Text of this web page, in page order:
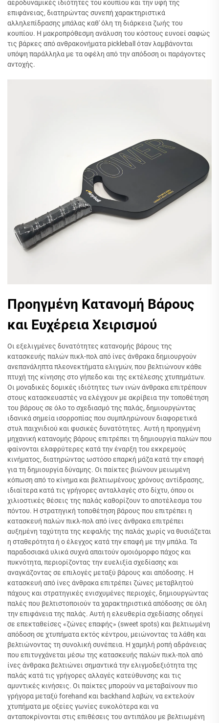
αεροδυναμικές ιδιότητες του κουπίου και την υφή της
επιφάνειας, διατηρώντας συνεπή χαρακτηριστικά
αλληλεπίδρασης μπάλας καθ' όλη τη διάρκεια ζωής του
κουπίου. Η μακροπρόθεσμη ανάλυση του κόστους ευνοεί σαφώς
τις βάρκες από ανθρακονήματα pickleball όταν λαμβάνονται
υπόψη παράλληλα με τα οφέλη από την απόδοση οι παράγοντες
αντοχής.
Προηγμένη Κατανομή Βάρους
και Ευχέρεια Χειρισμού
Οι εξελιγμένες δυνατότητες κατανομής βάρους της
κατασκευής παλών πικλ-πολ από ίνες άνθρακα δημιουργούν
ανεπανάληπτα πλεονεκτήματα ελιγμών, που βελτιώνουν κάθε
πτυχή της κίνησης στο γήπεδο και της εκτέλεσης χτυπημάτων.
Οι μοναδικές δομικές ιδιότητες των ινών άνθρακα επιτρέπουν
στους κατασκευαστές να ελέγχουν με ακρίβεια την τοποθέτηση
του βάρους σε όλο το σχεδιασμό της παλάς, δημιουργώντας
ιδανικά σημεία ισορροπίας που συμπληρώνουν διαφορετικά
στυλ παιχνιδιού και φυσικές δυνατότητες. Αυτή η προηγμένη
μηχανική κατανομής βάρους επιτρέπει τη δημιουργία παλών που
φαίνονται ελαφρύτερες κατά την έναρξη του εκκρεμούς
κινήματος, διατηρώντας ωστόσο επαρκή μάζα κατά την επαφή
για τη δημιουργία δύναμης. Οι παίκτες βιώνουν μειωμένη
κόπωση από το κίνημα και βελτιωμένους χρόνους αντίδρασης,
ιδιαίτερα κατά τις γρήγορες ανταλλαγές στο δίχτυ, όπου οι
χιλιοστικές θέσεις της παλάς καθορίζουν το αποτέλεσμα του
πόντου. Η στρατηγική τοποθέτηση βάρους που επιτρέπει η
κατασκευή παλών πικλ-πολ από ίνες άνθρακα επιτρέπει
αυξημένη ταχύτητα της κεφαλής της παλάς χωρίς να θυσιάζεται
η σταθερότητα ή ο έλεγχος κατά την επαφή με την μπάλα. Τα
παραδοσιακά υλικά συχνά απαιτούν ομοιόμορφο πάχος και
πυκνότητα, περιορίζοντας την ευελιξία σχεδίασης και
αναγκάζοντας σε επιλογές μεταξύ βάρους και απόδοσης. Η
κατασκευή από ίνες άνθρακα επιτρέπει ζώνες μεταβλητού
πάχους και στρατηγικές ενισχυμένες περιοχές, δημιουργώντας
παλές που βελτιστοποιούν τα χαρακτηριστικά απόδοσης σε όλη
την επιφάνεια της παλάς. Αυτή η ελευθερία σχεδίασης οδηγεί
σε επεκταθείσες «ζώνες επαφής» (sweet spots) και βελτιωμένη
απόδοση σε χτυπήματα εκτός κέντρου, μειώνοντας τα λάθη και
βελτιώνοντας τη συνολική συνέπεια. Η χαμηλή ροπή αδράνειας
που επιτυγχάνεται μέσω της κατασκευής παλών πικλ-πολ από
ίνες άνθρακα βελτιώνει σημαντικά την ελιγμοδεξιότητα της
παλάς κατά τις γρήγορες αλλαγές κατεύθυνσης και τις
αμυντικές κινήσεις. Οι παίκτες μπορούν να μεταβαίνουν πιο
γρήγορα μεταξύ forehand και backhand λαβών, να εκτελούν
χτυπήματα με οξείες γωνίες ευκολότερα και να
ανταποκρίνονται στις επιθέσεις του αντιπάλου με βελτιωμένη